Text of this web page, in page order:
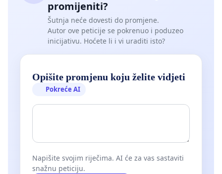
promijeniti?
Šutnja neće dovesti do promjene.
Autor ove peticije se pokrenuo i poduzeo
inicijativu. Hoćete li i vi uraditi isto?
Opišite promjenu koju želite vidjeti
Pokreće AI
Napišite svojim riječima. AI će za vas sastaviti
snažnu peticiju.